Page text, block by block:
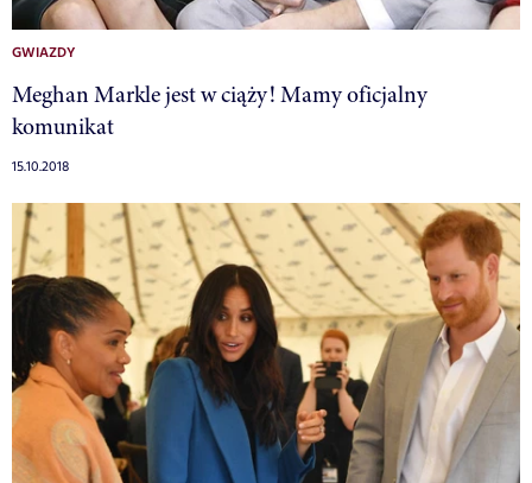
GWIAZDY
Meghan Markle jest w ciąży! Mamy oficjalny
komunikat
15.10.2018